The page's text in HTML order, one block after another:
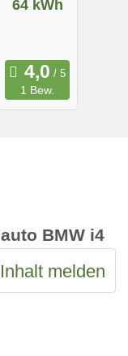
64 kWh
1 Bew.
BMW i4
Inhalt melden